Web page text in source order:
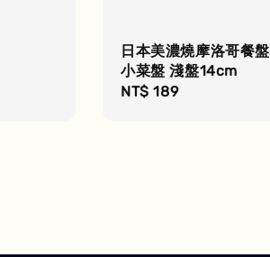
日本美濃燒摩洛哥餐
小菜盤 淺盤14cm
Regular
NT$ 189